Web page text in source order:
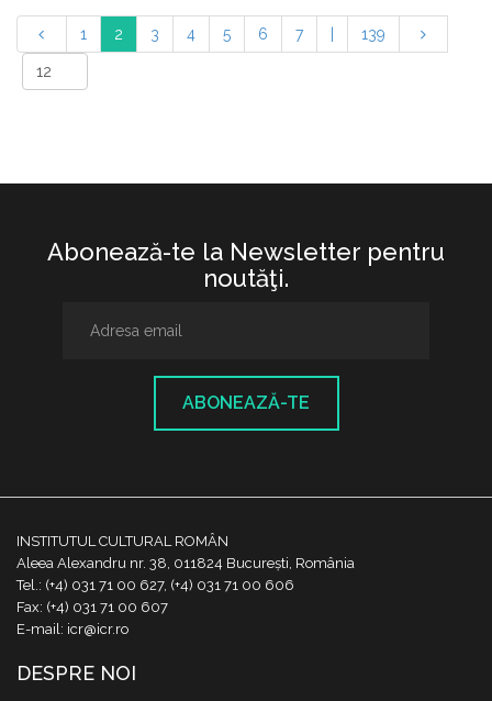
1 2 3 4 5 6 7 139
Abonează-te la Newsletter pentru
noutăţi.
ABONEAZĂ-TE
INSTITUTUL CULTURAL ROMÂN
Aleea Alexandru nr. 38, 011824 București, România
Tel.: (+4) 031 71 00 627, (+4) 031 71 00 606
Fax: (+4) 031 71 00 607
E-mail: icr@icr.ro
DESPRE NOI